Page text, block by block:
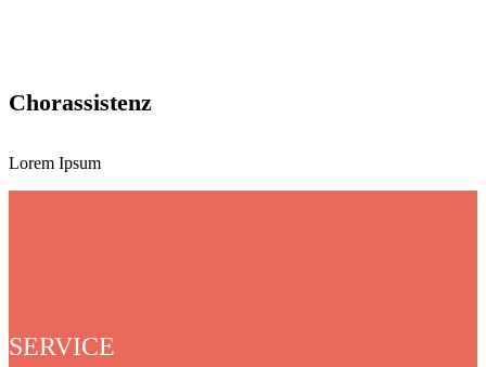
Chorassistenz
Lorem Ipsum
SERVICE